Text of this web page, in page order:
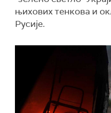
њихових тенкова и
Русије.